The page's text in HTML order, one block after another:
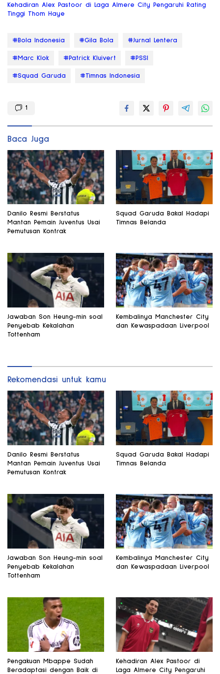
Kehadiran Alex Pastoor di Laga Almere City Pengaruhi Rating
Tinggi Thom Haye
#Bola Indonesia #Gila Bola #Jurnal Lentera
#Marc Klok #Patrick Kluivert #PSSI
#Squad Garuda #Timnas Indonesia
1
Baca Juga
Danilo Resmi Berstatus
Mantan Pemain Juventus Usai
Pemutusan Kontrak
Squad Garuda Bakal Hadapi
Timnas Belanda
Jawaban Son Heung-min soal
Penyebab Kekalahan
Tottenham
Kembalinya Manchester City
dan Kewaspadaan Liverpool
Rekomendasi untuk kamu
Danilo Resmi Berstatus
Mantan Pemain Juventus Usai
Pemutusan Kontrak
Squad Garuda Bakal Hadapi
Timnas Belanda
Jawaban Son Heung-min soal
Penyebab Kekalahan
Tottenham
Kembalinya Manchester City
dan Kewaspadaan Liverpool
Pengakuan Mbappe Sudah
Beradaptasi dengan Baik di
Kehadiran Alex Pastoor di
Laga Almere City Pengaruhi